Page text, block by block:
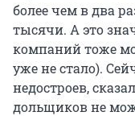
более чем в два
тысячи. А это
компаний тоже
уже не стало).
недостроев,
дольщиков не